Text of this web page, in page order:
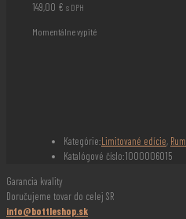
149,00 € s DPH
Momentálne vypité
Kategórie:Limitované edície, Rum
Katalógové číslo:1000006015
Garancia kvality
Doručujeme tovar do celej SR
info@bottleshop.sk